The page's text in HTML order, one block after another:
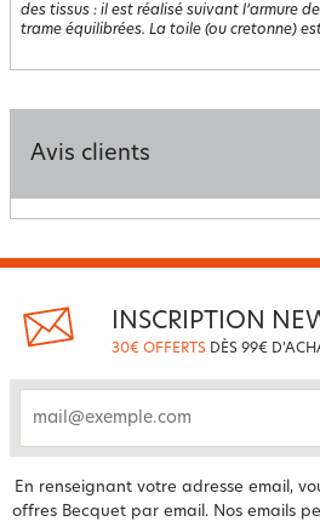
des tissus : il est réalisé suivant l’armure
trame équilibrées. La toile (ou cretonne)
Avis clients
INSCRIPTION
30€ OFFERTS DÈS 99€
email
En renseignant votre adresse email,
offres Becquet par email. Nos emails